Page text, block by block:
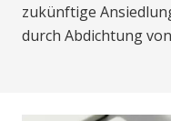
zukünftige
durch Abdichtung